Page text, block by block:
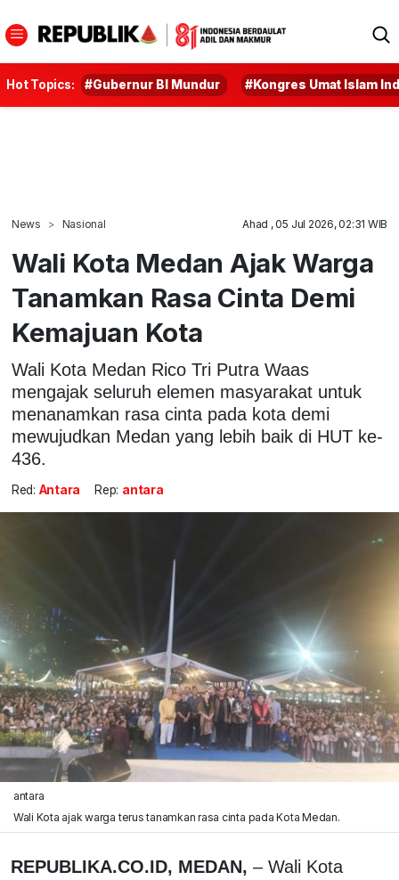
Hot Topics: #Gubernur BI Mundur #Kongres Umat Islam
News Nasional Ahad , 05 Jul 2026, 02:31 WIB
Wali Kota Medan Ajak Warga
Tanamkan Rasa Cinta Demi
Kemajuan Kota
Wali Kota Medan Rico Tri Putra Waas
mengajak seluruh elemen masyarakat untuk
menanamkan rasa cinta pada kota demi
mewujudkan Medan yang lebih baik di HUT ke-
436.
Red: Antara Rep: antara
antara
Wali Kota ajak warga terus tanamkan rasa cinta pada Kota Medan.
REPUBLIKA.CO.ID, MEDAN, – Wali Kota